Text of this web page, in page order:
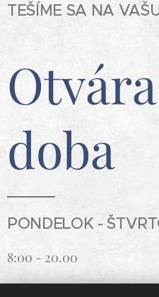
TEŠÍME SA NA
doba
PONDELOK -
8:00 - 20.00